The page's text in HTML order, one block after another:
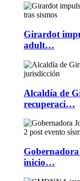
Girardot
adult…
Alcaldía de
recuperaci…
inicio…